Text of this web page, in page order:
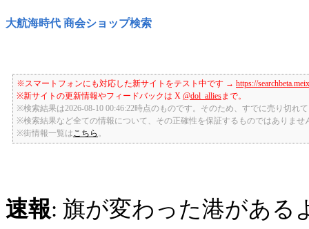
大航海時代 商会ショップ検索
※スマートフォンにも対応した新サイトをテスト中です → https://
※新サイトの更新情報やフィードバックは X @dol_alliesまで。
※検索結果は2026-08-10 00:46:22時点のものです。そのため、すでに売り切れ
※検索結果など全ての情報について、その正確性を保証するものではありませ
※街情報一覧は こちら
速報: 旗が変わった港がある